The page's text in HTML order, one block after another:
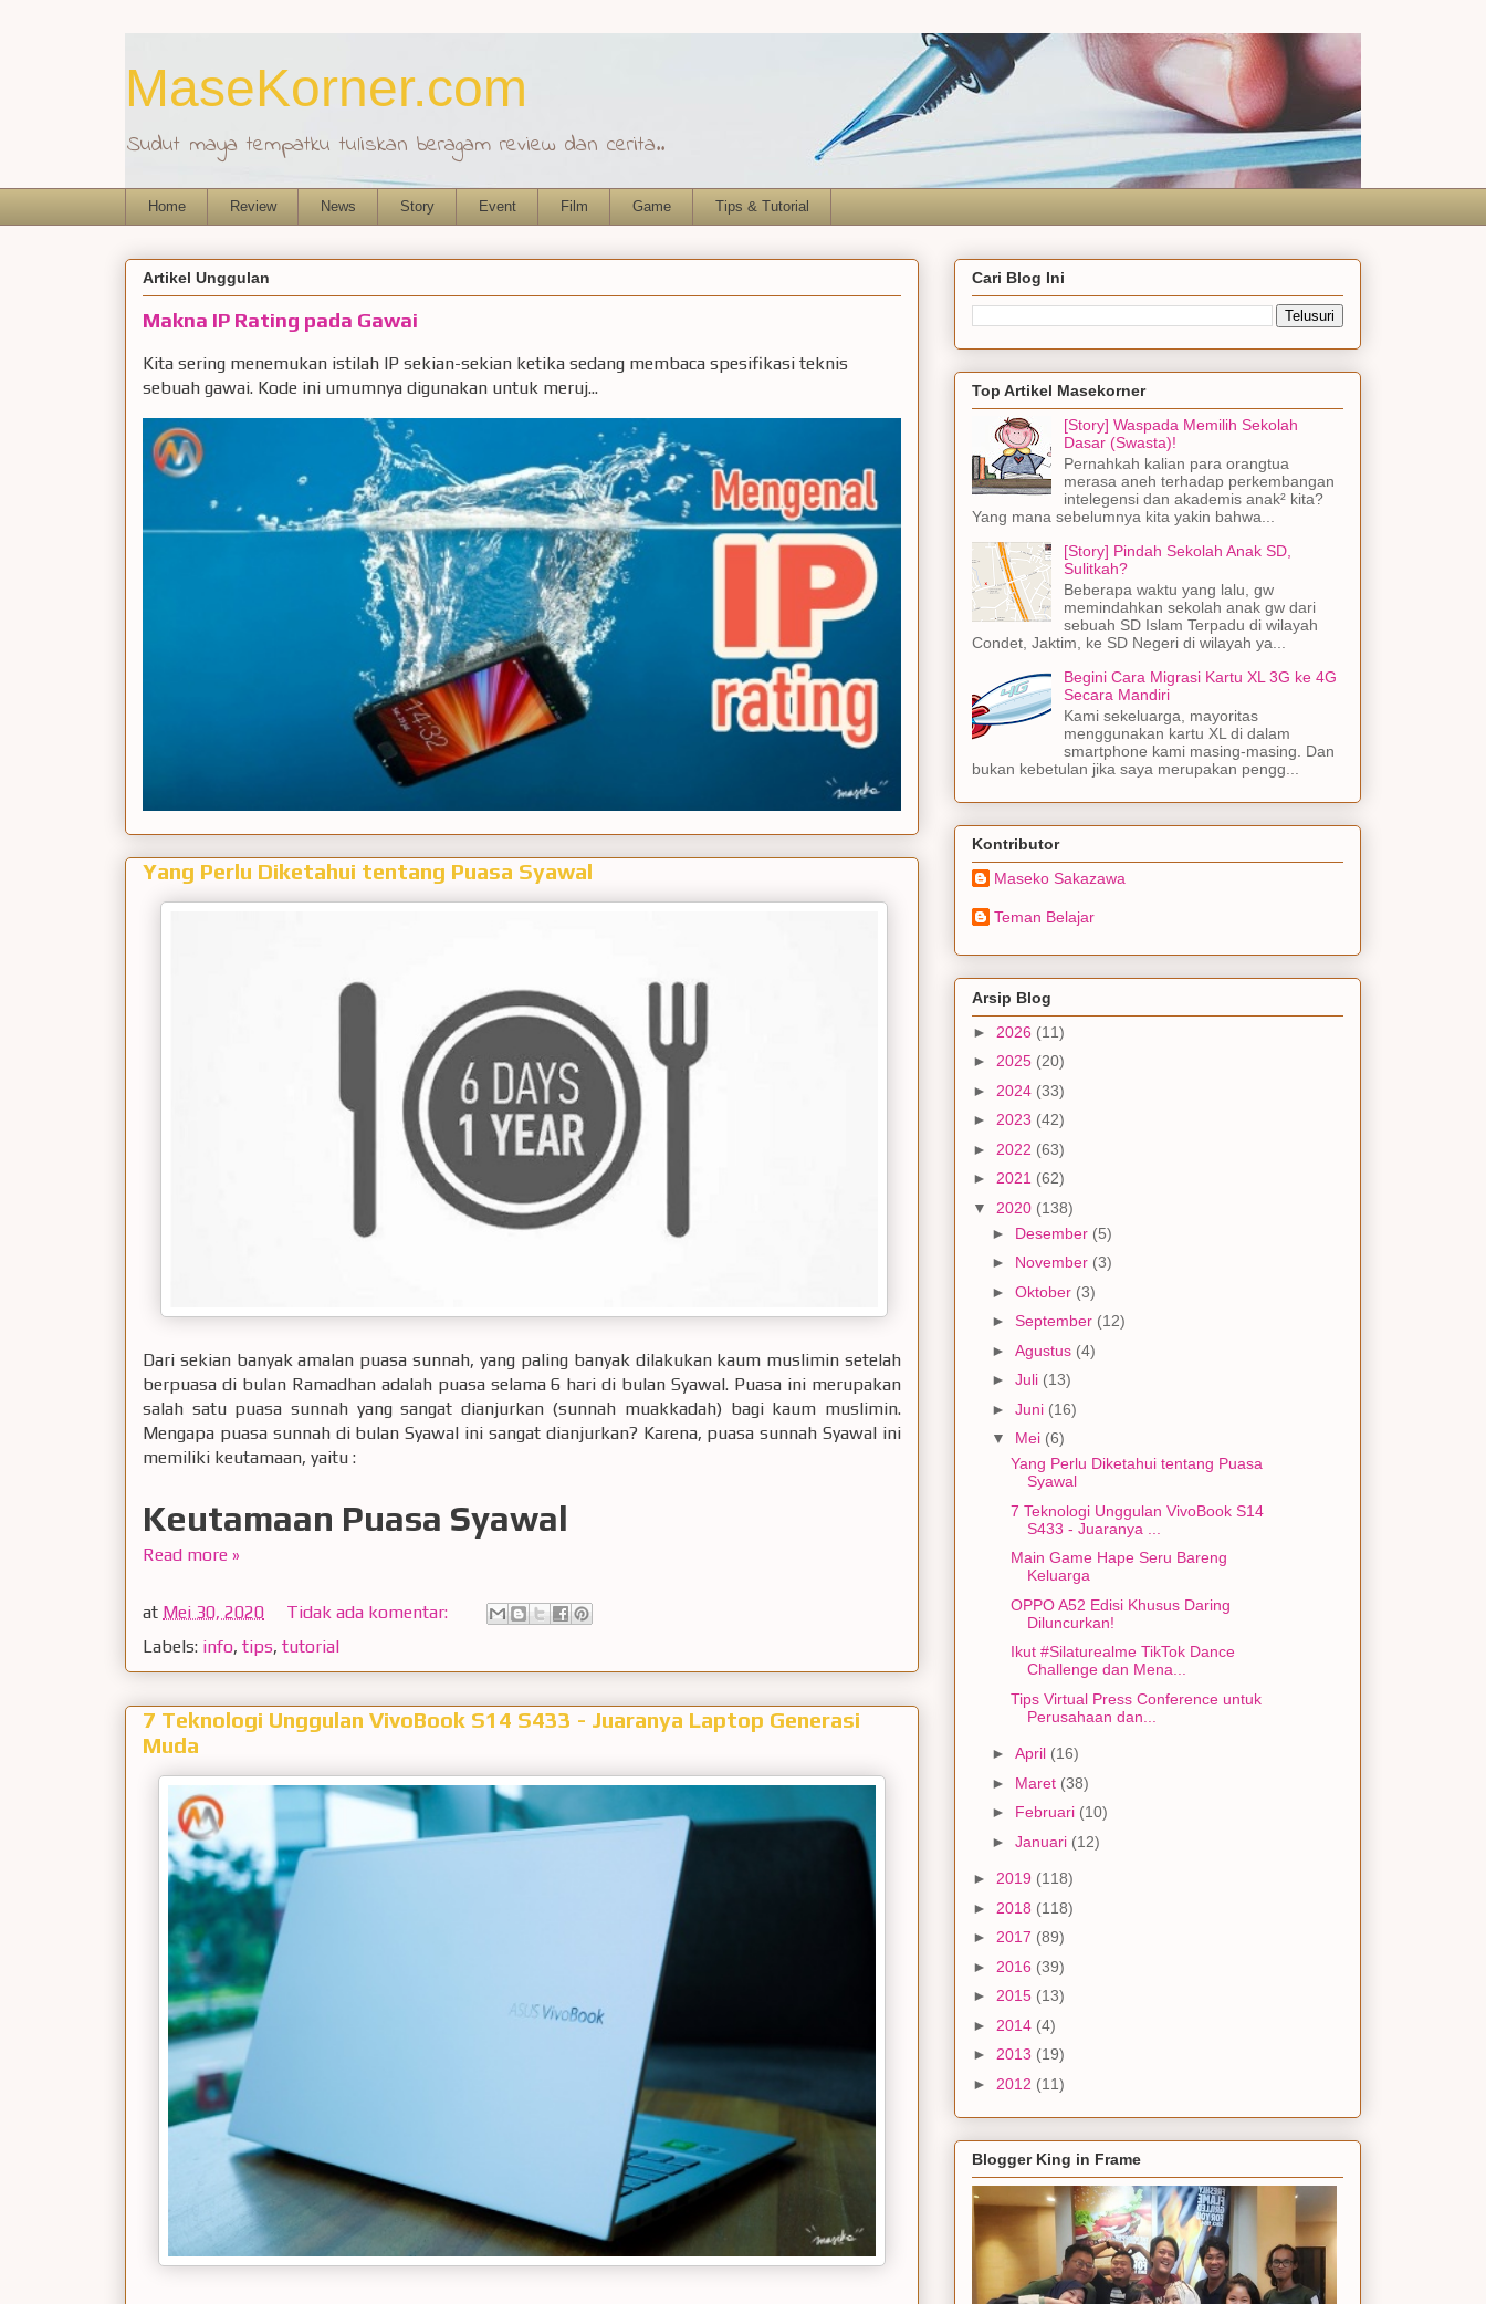
MaseKorner.com
Sudut maya tempatku tuliskan beragam review dan cerita..
Home Review News Story Event Film Game Tips & Tutorial
Artikel Unggulan
Makna IP Rating pada Gawai
Kita sering menemukan istilah IP sekian-sekian ketika sedang membaca spesifikasi teknis
sebuah gawai. Kode ini umumnya digunakan untuk meruj...
Yang Perlu Diketahui tentang Puasa Syawal
Dari sekian banyak amalan puasa sunnah, yang paling banyak dilakukan kaum muslimin setelah
berpuasa di bulan Ramadhan adalah puasa selama 6 hari di bulan Syawal. Puasa ini merupakan
salah satu puasa sunnah yang sangat dianjurkan (sunnah muakkadah) bagi kaum muslimin.
Mengapa puasa sunnah di bulan Syawal ini sangat dianjurkan? Karena, puasa sunnah Syawal ini
memiliki keutamaan, yaitu :
Keutamaan Puasa Syawal
Read more »
at Mei 30, 2020
Tidak ada komentar:
Labels: info, tips, tutorial
7 Teknologi Unggulan VivoBook S14 S433 - Juaranya Laptop Generasi
Muda
Cari Blog Ini
Top Artikel Masekorner
[Story] Waspada Memilih Sekolah
Dasar (Swasta)!
Pernahkah kalian para orangtua
merasa aneh terhadap perkembangan
intelegensi dan akademis anak² kita?
Yang mana sebelumnya kita yakin bahwa...
[Story] Pindah Sekolah Anak SD,
Sulitkah?
Beberapa waktu yang lalu, gw
memindahkan sekolah anak gw dari
sebuah SD Islam Terpadu di wilayah
Condet, Jaktim, ke SD Negeri di wilayah ya...
Begini Cara Migrasi Kartu XL 3G ke 4G
Secara Mandiri
Kami sekeluarga, mayoritas
menggunakan kartu XL di dalam
smartphone kami masing-masing. Dan
bukan kebetulan jika saya merupakan pengg...
Kontributor
Maseko Sakazawa
Teman Belajar
Arsip Blog
► 2026 (11)
► 2025 (20)
► 2024 (33)
► 2023 (42)
► 2022 (63)
► 2021 (62)
▼ 2020 (138)
► Desember (5)
► November (3)
► Oktober (3)
► September (12)
► Agustus (4)
► Juli (13)
► Juni (16)
▼ Mei (6)
Yang Perlu Diketahui tentang Puasa
Syawal
7 Teknologi Unggulan VivoBook S14
S433 - Juaranya ...
Main Game Hape Seru Bareng
Keluarga
OPPO A52 Edisi Khusus Daring
Diluncurkan!
Ikut #Silaturealme TikTok Dance
Challenge dan Mena...
Tips Virtual Press Conference untuk
Perusahaan dan...
► April (16)
► Maret (38)
► Februari (10)
► Januari (12)
► 2019 (118)
► 2018 (118)
► 2017 (89)
► 2016 (39)
► 2015 (13)
► 2014 (4)
► 2013 (19)
► 2012 (11)
Blogger King in Frame